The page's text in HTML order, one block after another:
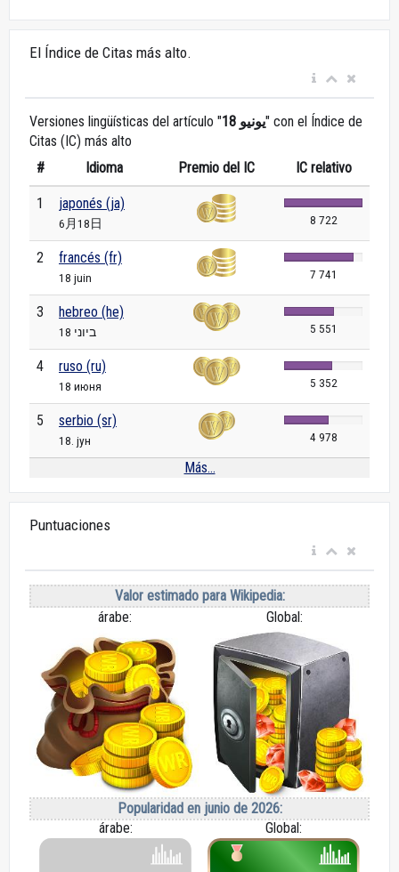
El Índice de Citas más alto.
Versiones lingüísticas del artículo " 18 يونيو" con el Índice de
Citas (IC) más alto
#
Idioma Premio del IC IC relativo
1 japonés (ja)
6月18日 8 722
2 francés (fr)
18 juin 7 741
3 hebreo (he)
18 ביוני 5 551
4 ruso (ru)
18 июня 5 352
5 serbio (sr)
18. јун 4 978
Más...
Puntuaciones
Valor estimado para Wikipedia:
árabe:
Global:
Popularidad en junio de 2026:
árabe:
Global: